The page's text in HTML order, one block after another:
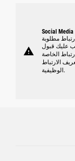
warning
Social Media
مطلوبة
عليك قبول
الخاصة
الارتباط
الوظيفية.